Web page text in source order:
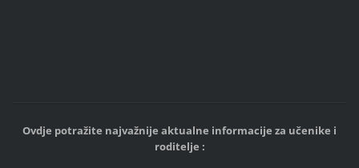
Ovdje potražite najvažnije aktualne informacije za učenike i
roditelje :